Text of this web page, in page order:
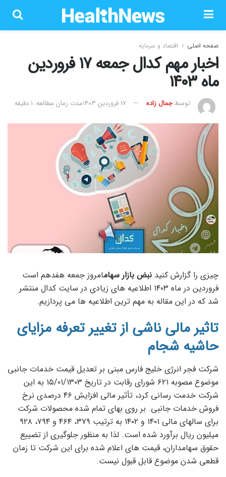
صفحه اصلی اقتصاد و سرمایه
اخبار مهم کدال جمعه ۱۷ فروردین
ماه ۱۴۰۳
توسطجمال زاده ۱۷ فروردین ۱۴۰۳ مدت زمان مطالعه: 1 دقیقه
چیزی را گزارش کنید نبض بازار سهامامروز جمعه هفدهم است
فروردین در ماه ۱۴۰۳ اطلاعیه های زیادی در سایت کدال منتشر
شد که در این مقاله به مهم ترین اطلاعیه ها می پردازیم.
تاثیر مالی ناشی از تغییر تعرفه مزایای
حاشیه شجام
شرکت فجر انرژی خلیج فارس مبنی بر تعدیل قیمت خدمات جانبی
موضوع مصوبه ۶۲۱ شورای رقابت در تاریخ ۱۵/۰۱/۱۳۰۳ به این
شرکت خدمت رسانی کرد، تأثیر مالی افزایش ۴۶ درصدی نرخ
فروش خدمات جانبی. بر روی بهای تمام شده محصولات شرکت
برای سالهای مالی ۱۴۰۱ و ۱۴۰۲ به ترتیب ۳۷۹، ۴۶۴ و ۷۹۴، ۹۲۸
میلیون ریال برآورد شده است. لذا به منظور جلوگیری از تضییع
حقوق سهامداران، قیمت های اعلام شده برای این شرکت تا زمان
قطعی شدن موضوع قابل قبول نیست.